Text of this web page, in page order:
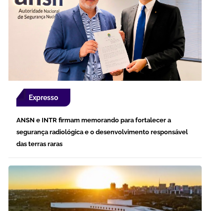
Expresso
ANSN e INTR firmam memorando para fortalecer a
segurança radiológica e o desenvolvimento responsável
das terras raras